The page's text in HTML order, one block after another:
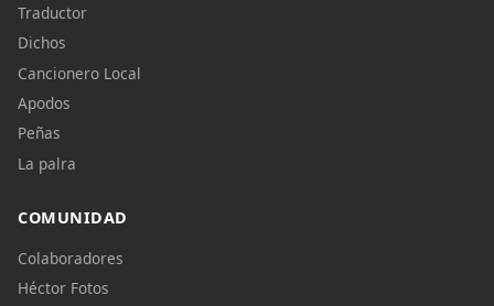
Traductor
Dichos
Cancionero Local
Apodos
Peñas
La palra
COMUNIDAD
Colaboradores
Héctor Fotos